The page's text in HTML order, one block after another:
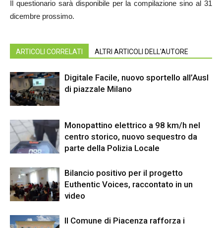
Il questionario sarà disponibile per la compilazione sino al 31
dicembre prossimo.
ARTICOLI CORRELATI ALTRI ARTICOLI DELL'AUTORE
Digitale Facile, nuovo sportello all’Ausl
di piazzale Milano
Monopattino elettrico a 98 km/h nel
centro storico, nuovo sequestro da
parte della Polizia Locale
Bilancio positivo per il progetto
Euthentic Voices, raccontato in un
video
Il Comune di Piacenza rafforza i